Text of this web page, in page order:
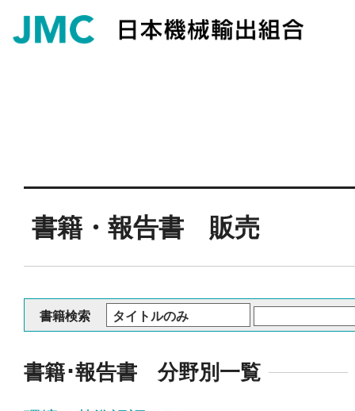
書籍・報告書 販売
書籍検索
書籍･報告書 分野別一覧